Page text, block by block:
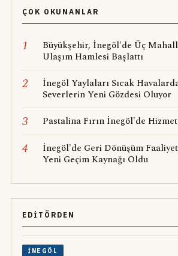
ÇOK OKUNANLAR
1
Büyükşehir, İnegöl'de Üç
Ulaşım Hamlesi Başlattı
2
İnegöl Yaylaları Sıcak
Severlerin Yeni Gözdesi Oluyor
3 Pastalina Fırın İnegöl'de
4
İnegöl'de Geri Dönüşüm
Yeni Geçim Kaynağı Oldu
EDITÖRDEN
İNEGÖL